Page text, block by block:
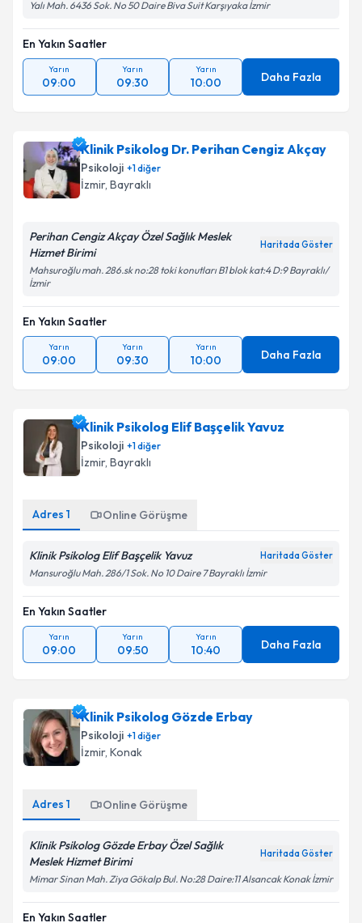
Yalı Mah. 6436 Sok. No 50 Daire Biva Suit Karşıyaka İzmir
En Yakın Saatler
Yarın
09:00
Yarın
09:30
Yarın
10:00 Daha Fazla
Klinik Psikolog Dr. Perihan Cengiz Akçay
Psikoloji +1diğer
İzmir, Bayraklı
Perihan Cengiz Akçay Özel Sağlık Meslek
Hizmet Birimi
Haritada Göster
Mahsuroğlu mah. 286.sk no:28 toki konutları B1 blok kat:4 D:9 Bayraklı/
İzmir
En Yakın Saatler
Yarın
09:00
Yarın
09:30
Yarın
10:00 Daha Fazla
Klinik Psikolog Elif Başçelik Yavuz
Psikoloji +1diğer
İzmir, Bayraklı
Adres 1 Online Görüşme
Klinik Psikolog Elif Başçelik Yavuz Haritada Göster
Mansuroğlu Mah. 286/1 Sok. No 10 Daire 7 Bayraklı İzmir
En Yakın Saatler
Yarın
09:00
Yarın
09:50
Yarın
10:40 Daha Fazla
Klinik Psikolog Gözde Erbay
Psikoloji +1diğer
İzmir, Konak
Adres 1 Online Görüşme
Klinik Psikolog Gözde Erbay Özel Sağlık
Meslek Hizmet Birimi
Haritada Göster
Mimar Sinan Mah. Ziya Gökalp Bul. No:28 Daire:11 Alsancak Konak İzmir
En Yakın Saatler